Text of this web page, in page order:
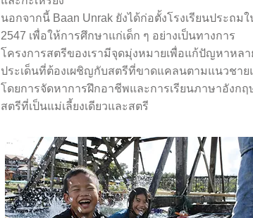
นอกจากนี้ Baan Unrak ยังได้ก่อตั้งโรงเรียนประถม
2547 เพื่อให้การศึกษาแก่เด็ก ๆ อย่างเป็นทางการ
โครงการสตรีของเรามีจุดมุ่งหมายเพื่อแก้ปัญหาหลา
ประเด็นที่ต้องเผชิญกับสตรีที่ขาดแคลนตามแนวชาย
โดยการจัดหาการฝึกอาชีพและการเรียนภาษาอังกฤ
สตรีที่เป็นแม่เลี้ยงเดียวและสตรี